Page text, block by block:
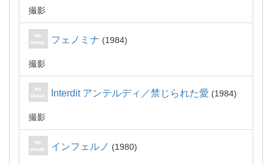
撮影
フェノミナ 1984
撮影
Interdit アンテルディ／禁じられた愛 1984
撮影
インフェルノ 1980